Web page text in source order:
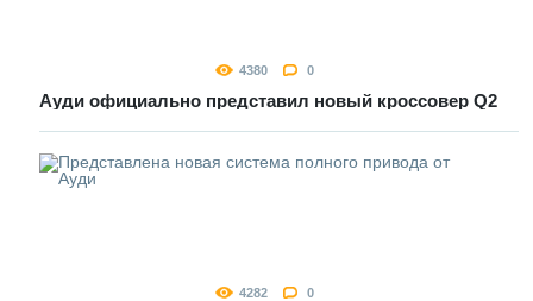
4380 0
Ауди официально представил новый кроссовер Q2
4282 0